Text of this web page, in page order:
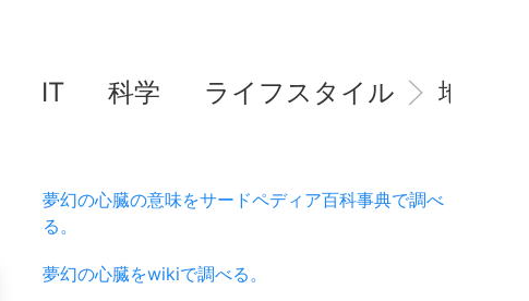
IT 科学 ライフスタイル 地域情
夢幻の心臓の意味をサードペディア百科事典で調べ
る。
夢幻の心臓をwikiで調べる。